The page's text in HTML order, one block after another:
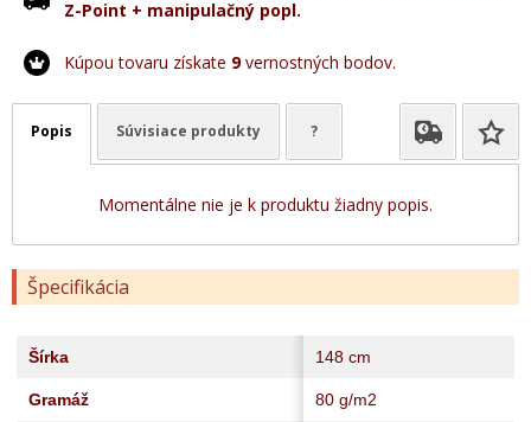
Z-Point + manipulačný popl.
Kúpou tovaru získate 9vernostných bodov.
Popis Súvisiace produkty ?
Momentálne nie je k produktu žiadny popis.
Špecifikácia
Šírka 148 cm
Gramáž 80 g/m2